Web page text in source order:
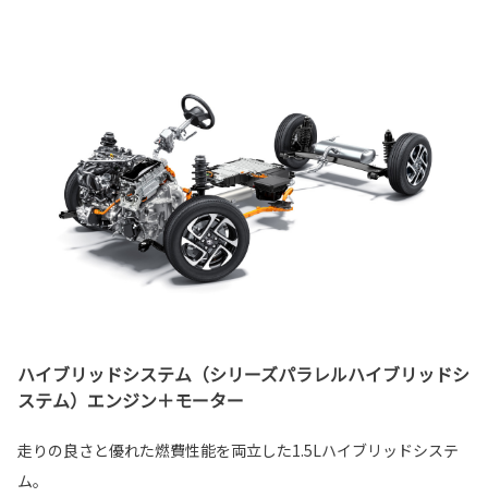
ハイブリッドシステム（シリーズパラレルハイブリッドシ
ステム）エンジン＋モーター
走りの良さと優れた燃費性能を両立した1.5Lハイブリッドシステ
ム。